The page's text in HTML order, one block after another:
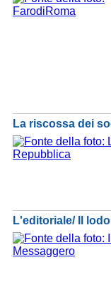
La riscossa dei
L'editoriale/ Il